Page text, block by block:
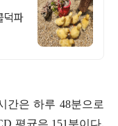
덕파
간은 하루 48분으로
평균은 151 분이다.